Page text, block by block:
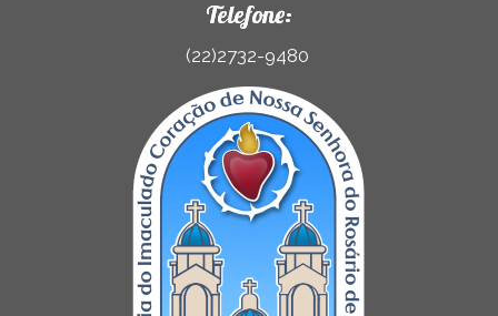
Telefone:
(22)2732-9480